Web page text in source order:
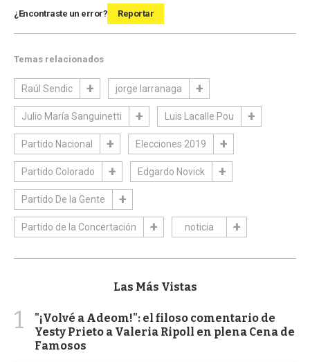
¿Encontraste un error? Reportar
Temas relacionados
Raúl Sendic jorge larranaga
Julio María Sanguinetti Luis Lacalle Pou
Partido Nacional Elecciones 2019
Partido Colorado Edgardo Novick
Partido De la Gente
Partido de la Concertación noticia
Las Más Vistas
1
"¡Volvé a Adeom!": el filoso comentario de
Yesty Prieto a Valeria Ripoll en plena Cena de
Famosos